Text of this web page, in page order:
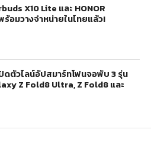
X10 Lite และ HONOR
ร้อมวางจำหน่ายในไทยแล้ว!
ดตัวไลน์อัปสมาร์ทโฟนจอพับ 3 รุ่น
Z Fold8 Ultra, Z Fold8 และ